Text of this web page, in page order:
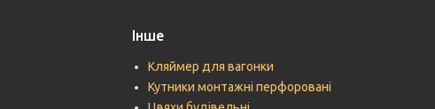
Інше
Кляймер для вагонки
Кутники монтажні перфоровані